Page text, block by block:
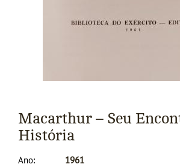
Macarthur – Seu
História
Ano
1961